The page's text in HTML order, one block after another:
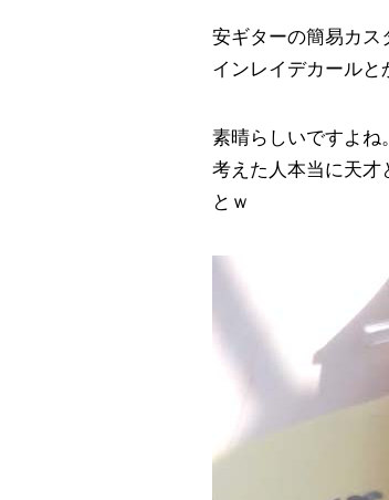
安ギターの簡易カス
インレイデカールと
素晴らしいですよね。
考えた人本当に天才
とｗ